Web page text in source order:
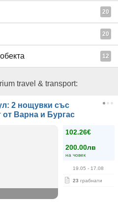
20
20
12
travel & transport:
2 нощувки със
от Варна и Бургас
102.26€
200.00лв
на човек
19.05 - 17.08
23 грабнати